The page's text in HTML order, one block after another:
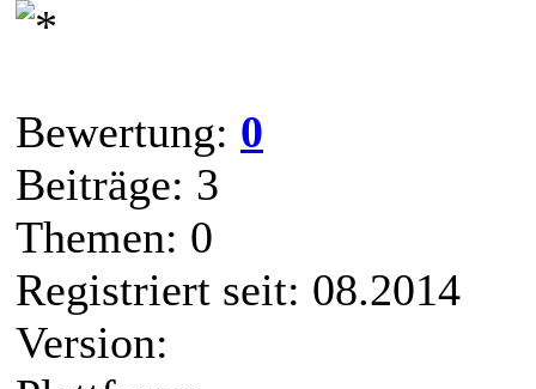
Bewertung: 0
Beiträge: 3
Themen: 0
Registriert seit: 08.2014
Version: